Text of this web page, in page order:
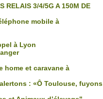
RELAIS 3/4/5G A 150M DE
mobile à
à Lyon
et caravane à
: «Ô Toulouse, fuyons